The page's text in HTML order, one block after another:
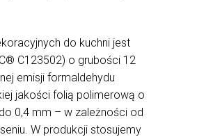
do kuchni jest
C123502) o grubości 12
emisji formaldehydu
jakości folią polimerową o
0,4 mm – w zależności od
W produkcji stosujemy